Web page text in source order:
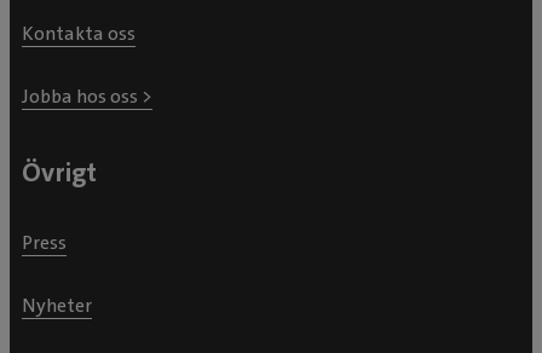
Kontakta oss
Jobba hos oss >
Övrigt
Press
Nyheter